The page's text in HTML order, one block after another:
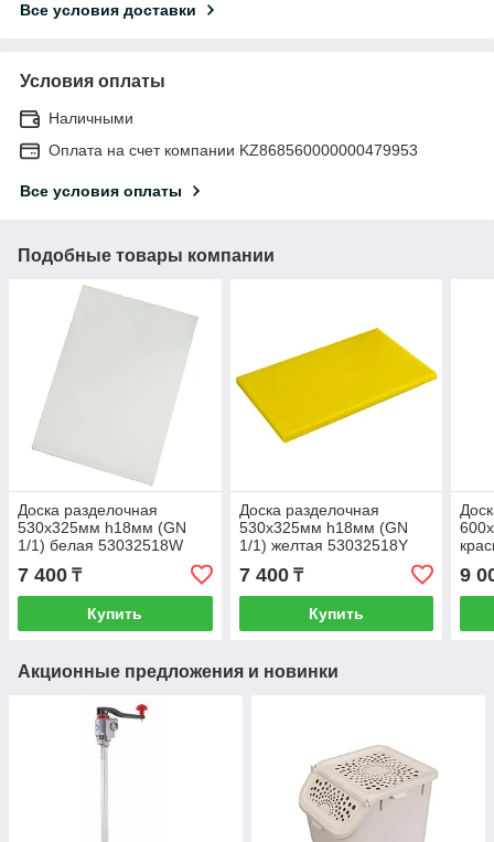
Все условия доставки
Условия оплаты
Наличными
Оплата на счет компании KZ868560000000479953
Все условия оплаты
Подобные товары компании
Доска разделочная
530х325мм h18мм (GN
1/1) белая 53032518W
7 400 ₸
Купить
Доска разделочная
530х325мм h18мм (GN
1/1) желтая 53032518Y
7 400₸
Купить
9
Акционные предложения и новинки